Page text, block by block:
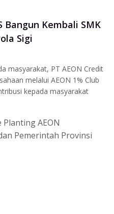
Bangun Kembali SMK
Sigi
masyarakat, PT AEON Credit
melalui AEON 1% Club
kepada masyarakat